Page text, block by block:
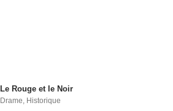
Le Rouge et le Noir
Drame, Historique